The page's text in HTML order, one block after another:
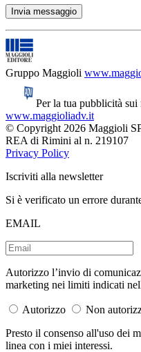
Gruppo Maggioli
Per la tua pubblicità sui
www.maggioliadv.it
© Copyright 2026 Maggioli
REA di Rimini al n. 219107
Privacy Policy
Iscriviti alla newsletter
Si è verificato un errore
EMAIL
Autorizzo l’invio di
marketing nei limiti indicati
Autorizzo
Non
Presto il consenso all'uso dei
linea con i miei interessi.